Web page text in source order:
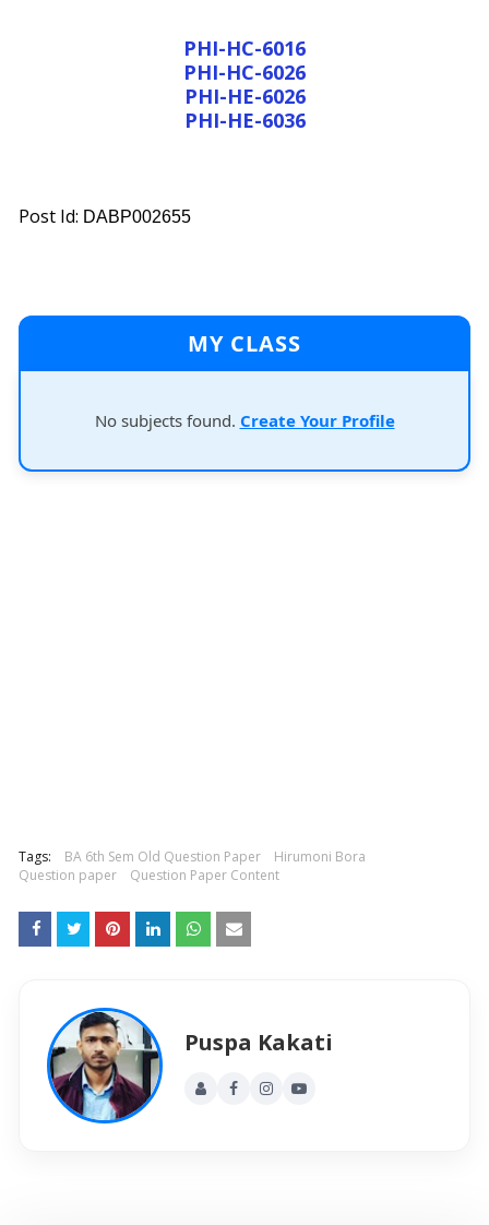
PHI-HC-6016
PHI-HC-6026
PHI-HE-6026
PHI-HE-6036
Post Id: DABP002655
MY CLASS
No subjects found. Create Your Profile
Tags: BA 6th Sem Old Question Paper
Hirumoni Bora
Question paper
Question Paper Content
Puspa Kakati